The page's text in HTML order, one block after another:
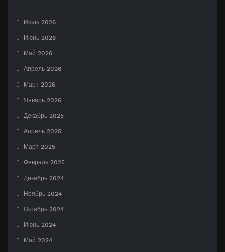
Июль 2026
Июнь 2026
Май 2026
Апрель 2026
Март 2026
Январь 2026
Декабрь 2025
Апрель 2025
Март 2025
Февраль 2025
Декабрь 2024
Ноябрь 2024
Октябрь 2024
Июнь 2024
Май 2024